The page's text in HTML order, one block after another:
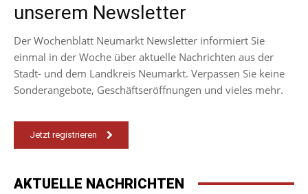
unserem Newsletter
Der Wochenblatt Neumarkt Newsletter informiert Sie
einmal in der Woche über aktuelle Nachrichten aus der
Stadt- und dem Landkreis Neumarkt. Verpassen Sie keine
Sonderangebote, Geschäftseröffnungen und vieles mehr.
Jetzt registrieren
AKTUELLE NACHRICHTEN